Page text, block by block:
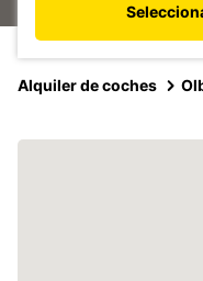
Alquiler de coches